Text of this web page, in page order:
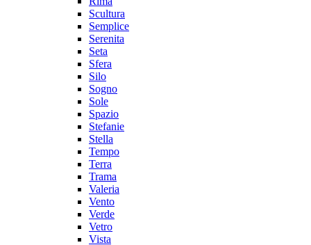
Scultura
Semplice
Serenita
Seta
Sfera
Silo
Sogno
Sole
Spazio
Stefanie
Stella
Tempo
Terra
Trama
Valeria
Vento
Verde
Vetro
Vista